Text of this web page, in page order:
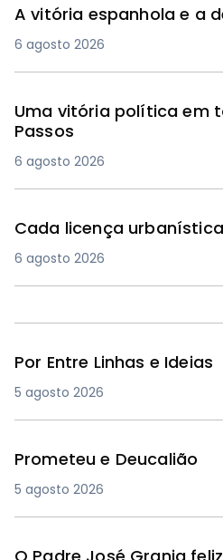
A vitória espanhola e a
6 agosto 2026
Uma vitória política em
Passos
6 agosto 2026
Cada licença
6 agosto 2026
Por Entre Linhas e Ideias
5 agosto 2026
Prometeu e Deucalião
5 agosto 2026